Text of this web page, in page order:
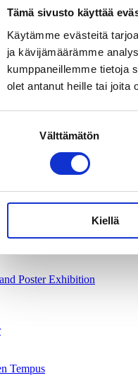
Tämä sivusto käyttää
Käytämme evästeitä
ja kävijämäärämme
kumppaneillemme tietoja
olet antanut heille tai joita
Välttämätön
Kiellä
Poster Exhibition
Tempus